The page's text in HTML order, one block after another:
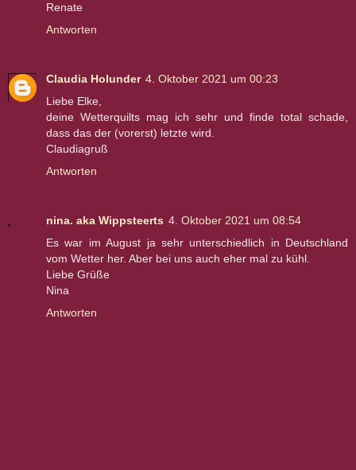
Renate
Antworten
Claudia Holunder 4. Oktober 2021 um 00:23
Liebe Elke,
deine Wetterquilts mag ich sehr und finde total schade,
dass das der (vorerst) letzte wird.
Claudiagruß
Antworten
nina. aka Wippsteerts 4. Oktober 2021 um 08:54
Es war im August ja sehr unterschiedlich in Deutschland
vom Wetter her. Aber bei uns auch eher mal zu kühl.
Liebe Grüße
Nina
Antworten